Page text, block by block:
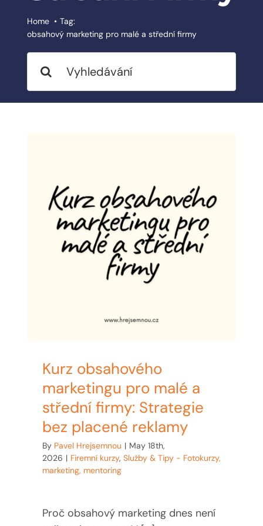
MY ACCOUNT
Home
Tag:
obsahový marketing pro malé a střední firmy
for:
Kurz obsahového
marketingu pro malé a
střední firmy: Strategie
bez placené reklamy
By Pavel Hrejsemnou | May 18th,
2026 | Firemní kurzy, Služby & Tipy - Fotokurzy,
marketing, mentoring
Proč obsahový marketing dnes není